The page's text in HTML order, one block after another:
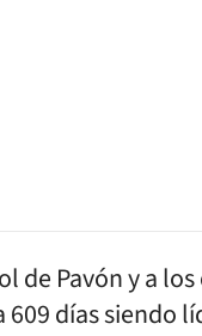
de Pavón y a
días siendo